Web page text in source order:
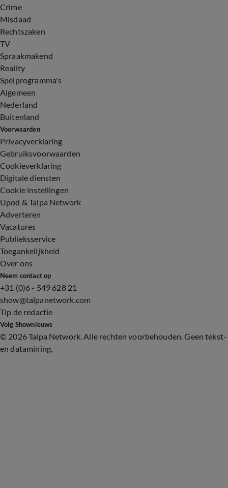
Crime
Misdaad
Rechtszaken
TV
Spraakmakend
Reality
Spelprogramma's
Algemeen
Nederland
Buitenland
Voorwaarden
Privacyverklaring
Gebruiksvoorwaarden
Cookieverklaring
Digitale diensten
Cookie instellingen
Upod & Talpa Network
Adverteren
Vacatures
Publieksservice
Toegankelijkheid
Over ons
Neem contact op
+31 (0)6 - 549 628 21
show@talpanetwork.com
Tip de redactie
Volg Shownieuws
© 2026 Talpa Network. Alle rechten voorbehouden. Geen tekst-
en datamining.